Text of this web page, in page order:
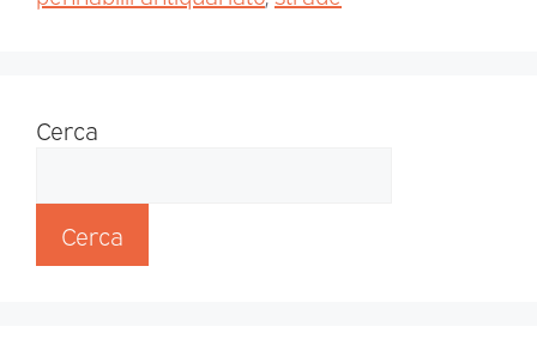
Cerca
Cerca